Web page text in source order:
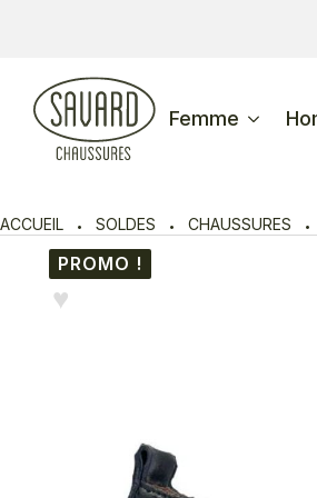
Femme
ACCUEIL SOLDES CHAUSSURES
PROMO !
♥︎